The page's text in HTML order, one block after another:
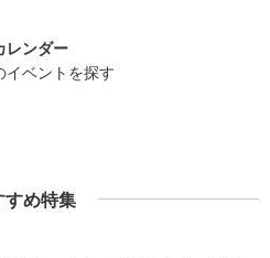
レンダー
イベントを探す
すめ特集